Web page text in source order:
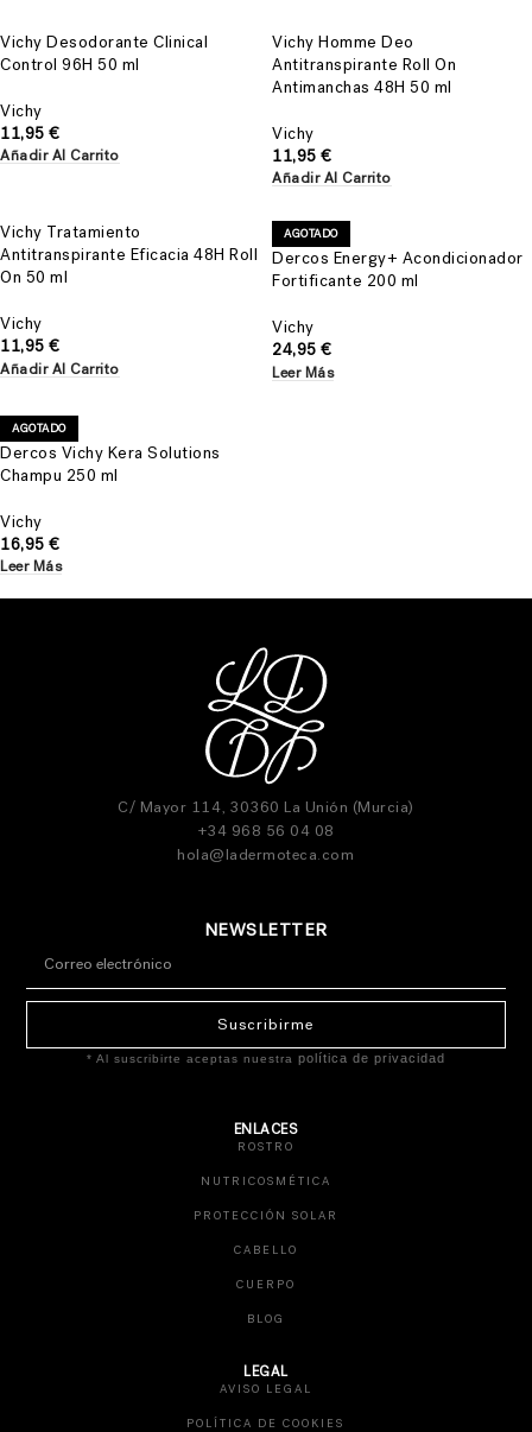
Vichy Desodorante Clinical
Control 96H 50 ml
Vichy
11,95 €
Añadir Al Carrito
Vichy Homme Deo
Antitranspirante Roll On
Antimanchas 48H 50 ml
Vichy
11,95 €
Añadir Al Carrito
Vichy Tratamiento
Antitranspirante Eficacia 48H Roll
On 50 ml
Vichy
11,95 €
Añadir Al Carrito
AGOTADO
Dercos Energy+ Acondicionador
Fortificante 200 ml
Vichy
24,95 €
Leer Más
AGOTADO
Dercos Vichy Kera Solutions
Champu 250 ml
Vichy
16,95 €
Leer Más
C/ Mayor 114, 30360 La Unión (Murcia)
+34 968 56 04 08
hola@ladermoteca.com
NEWSLETTER
Suscribirme
* Al suscribirte aceptas nuestra política de privacidad
ENLACES
ROSTRO
NUTRICOSMÉTICA
PROTECCIÓN SOLAR
CABELLO
CUERPO
BLOG
LEGAL
AVISO LEGAL
POLÍTICA DE COOKIES